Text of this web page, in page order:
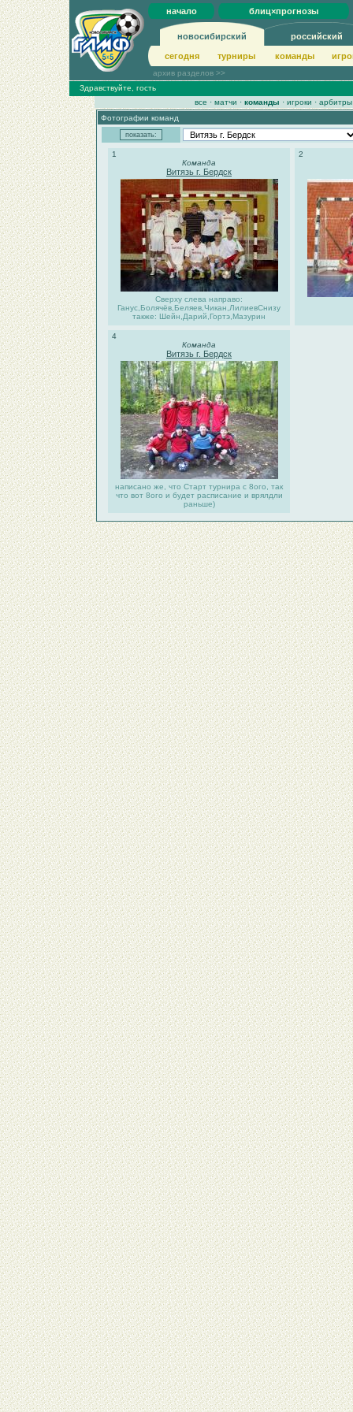
начало блиц×прогнозы
новосибирский российский
сегодня турниры команды
архив разделов >>
Здравствуйте, гость
все · матчи · команды · игроки · арбитры
Фотографии команд
1
Команда
Витязь г. Бердск
Сверху слева направо:
Ганус,Болячёв,Беляев,Чикан,ЛилиевСнизу
также: Шейн,Дарий,Гортэ,Мазурин
2
4
Команда
Витязь г. Бердск
написано же, что Старт турнира с 8ого, так
что вот 8ого и будет расписание и врялдли
раньше)